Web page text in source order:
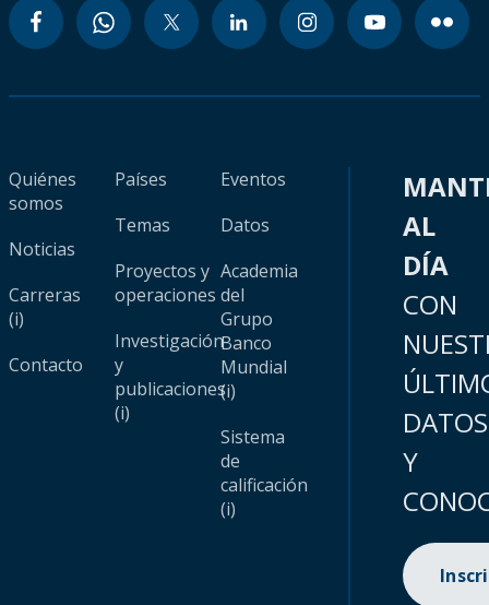
Quiénes
somos
Noticias
Carreras
(i)
Contacto
Países
Temas
Proyectos y
operaciones
Investigación
y
publicaciones
(i)
Eventos
Datos
Academia
del
Grupo
Banco
Mundial
(i)
Sistema
de
calificación
(i)
AL
DÍA
CON
DATOS
Y